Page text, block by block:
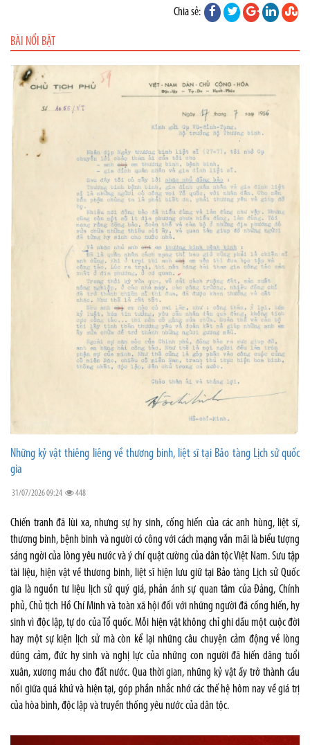
Chia sẻ:
BÀI NỔI BẬT
Những kỷ vật thiêng liêng về thương binh, liệt sĩ tại Bảo tàng Lịch sử quốc
gia
31/07/2026 09:24 448
Chiến tranh đã lùi xa, nhưng sự hy sinh, cống hiến của các anh hùng, liệt sĩ,
thương binh, bệnh binh và người có công với cách mạng vẫn mãi là biểu tượng
sáng ngời của lòng yêu nước và ý chí quật cường của dân tộc Việt Nam. Sưu tập
tài liệu, hiện vật về thương binh, liệt sĩ hiện lưu giữ tại Bảo tàng Lịch sử Quốc
gia là nguồn tư liệu lịch sử quý giá, phản ánh sự quan tâm của Đảng, Chính
phủ, Chủ tịch Hồ Chí Minh và toàn xã hội đối với những người đã cống hiến, hy
sinh vì độc lập, tự do của Tổ quốc. Mỗi hiện vật không chỉ ghi dấu một cuộc đời
hay một sự kiện lịch sử mà còn kể lại những câu chuyện cảm động về lòng
dũng cảm, đức hy sinh và nghị lực của những con người đã hiến dâng tuổi
xuân, xương máu cho đất nước. Qua thời gian, những kỷ vật ấy trở thành cầu
nối giữa quá khứ và hiện tại, góp phần nhắc nhớ các thế hệ hôm nay về giá trị
của hòa bình, độc lập và truyền thống yêu nước của dân tộc.